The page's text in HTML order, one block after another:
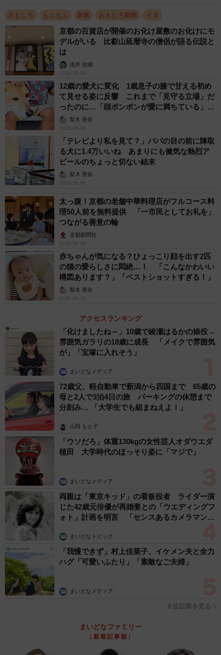
おもしろ もふもふ 家族 おもしろ動画 イヌ
京都の百貨店が開催のお化け屋敷のお化けにモ
デルがいる 比叡山延暦寺の僧侶が語る伝説と
は
浅井 佳穂
2026.08.08
12歳の愛犬に変化 1歳息子の膝で甘える初め
て見せる姿に反響 これまで「見守る立場」だ
ったのに…「頭ポンポンが愛に満ちている」
「尊…」
梨木 香奈
2026.08.08
「テレビより私を見て？」パパの目の前に陣取
る犬に1.4万いいね あまりにも健気な熱烈ア
ピールのちょっと切ない結末
梨木 香奈
2026.08.08
太っ腹！京都の老舗中華料理店がフルコース料
理50人前を無料提供 「一市民としてお礼を」
つながる善意の輪
京都新聞社
2026.08.08
赤ちゃんが気になる？ひょっこり顔を出す2匹
の猫の愛らしさに悶絶…！ 「こんなかわいい
構図あります？」「ベストショットすぎる！」
梨木 香奈
2026.08.08
アクセスランキング
「化けましたね～」10歳で綾瀬はるかの娘役→
雰囲気ガラリの18歳に成長 「メイクで雰囲気
が」「宝塚に入れそう」
まいどなメディア
72歳父、軽自動車で新潟から四国まで 65歳の
母と2人で3泊4日の旅 パーキングの休憩まで
分刻み… 「大学生でも組まねえよ！」
山岡 もと子
「ウソだろ」体重130kgの女性芸人オダウエダ
植田 大学時代のほっそり姿に「マジで」
まいどなメディア
両親は「東京キッド」の看板役者 ライダー演
じた42歳元俳優が再婚妻との「ウエディングフ
ォト」計画を明言 「センスあるカメラマン求
まいどなトピック
「我慢できず」村上佳菜子、イケメン夫と全力
ハグ「可愛いふたり」「素敵なご夫婦」
まいどなメディア
６位以降を見る
まいどなファミリー
（新着記事順）